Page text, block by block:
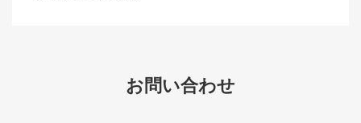
お問い合わせ